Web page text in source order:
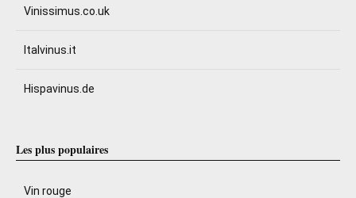
Vinissimus.co.uk
Italvinus.it
Hispavinus.de
Les plus populaires
Vin rouge